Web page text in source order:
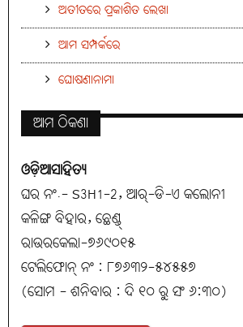
ଅତୀତରେ ପ୍ରକାଶିତ ଲେଖା
ଆମ ସମ୍ପର୍କରେ
ଘୋଷଣାନାମା
ଆମ ଠିକଣା
ଓଡ଼ିଆସାହିତ୍ୟ
ଘର ନଂ.- S3H1-2, ଆର୍-ଡି-ଏ କଲୋନୀ
କଳିଙ୍ଗ ବିହାର, ଛେଣ୍ଡ୍
ରାଉରକେଲା-୭୬୯୦୧୫
ଟେଲିଫୋନ୍ ନଂ : ୮୭୬୩୨-୫୪୫୫୭
(ସୋମ - ଶନିବାର : ଦି ୧୦ ରୁ ସଂ ୬:୩୦)